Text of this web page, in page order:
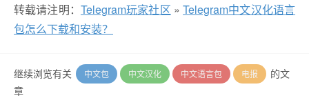
转载请注明： Telegram玩家社区 »Telegram中文汉化语言
包怎么下载和安装？
继续浏览有关 中文包 中文汉化 中文语言包 电报
的文
章